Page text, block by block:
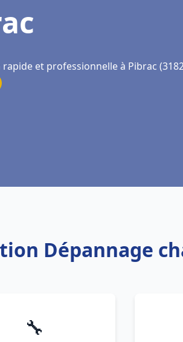
et professionnelle à Pibrac
Dépannage
🔧